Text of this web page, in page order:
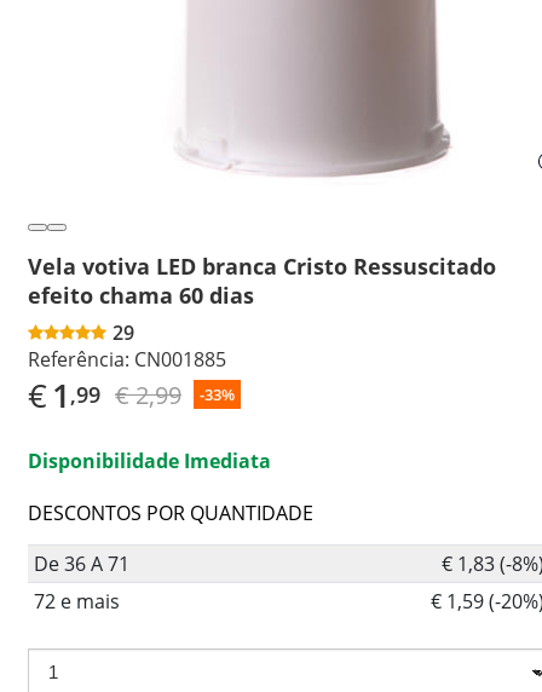
Vela votiva LED branca Cristo Ressuscitado
efeito chama 60 dias
29
Referência: CN001885
€1 ,99 € 2,99 -33%
Disponibilidade Imediata
DESCONTOS POR QUANTIDADE
De 36 A 71
€ 1,83 (-
72 e mais
€ 1,59 (-